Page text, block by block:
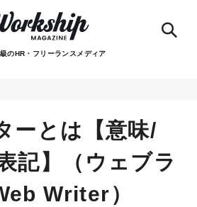
のHR・フリーランスメディア
ーとは【意味/
記】（ウェブラ
Writer）